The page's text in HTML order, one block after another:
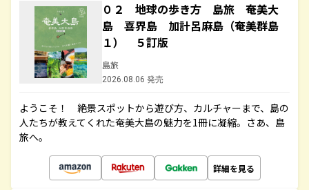
０２ 地球の歩き方 島旅 奄美大
島 喜界島 加計呂麻島（奄美群島
１） ５訂版
島旅
2026.08.06 発売
ようこそ！ 絶景スポットから遊び方、カルチャーまで、島の
人たちが教えてくれた奄美大島の魅力を1冊に凝縮。さあ、島
旅へ。
詳細を見る